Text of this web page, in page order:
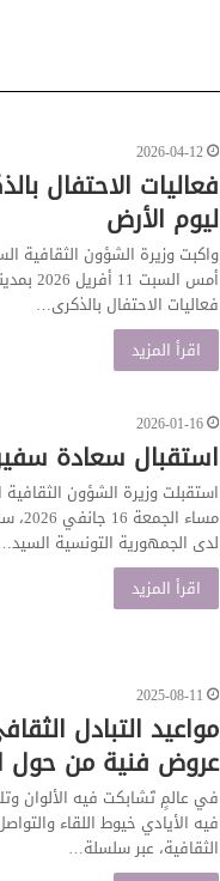
2026-04-12
فعاليات الاحتفال
ليوم الأرض
واكبت وزيرة الشؤون الثقافية
أمس
فعاليات الاحتفال بالذكرى…
اقرأ المزيد
2026-01-16
استقبال سعادة
استقبلت وزيرة الشؤون
مساء
لدى الجمهورية التونسية
اقرأ المزيد
2025-08-11
مواعيد التبادل
عروض فنية من حول
في عالمٍ تَشابكت فيه الألوان
فيه الأيادي خيوط اللقاء
الثقافية، عبر سلسلة…